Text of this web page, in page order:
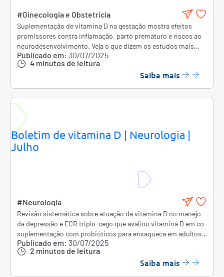
#Ginecologia e Obstetricia
Suplementação de vitamina D na gestação mostra efeitos
promissores contra inflamação, parto prematuro e riscos ao
neurodesenvolvimento. Veja o que dizem os estudos mais
recentes sobre doses, benefícios e impacto fetal.
Publicado em: 30/07/2025
4 minutos de leitura
Saiba mais
Boletim de vitamina D | Neurologia |
Julho
#Neurologia
Revisão sistemática sobre atuação da vitamina D no manejo
da depressão e ECR triplo-cego que avaliou vitamina D em co-
suplementação com probióticos para enxaqueca em adultos.
Confira!
Publicado em: 30/07/2025
2 minutos de leitura
Saiba mais